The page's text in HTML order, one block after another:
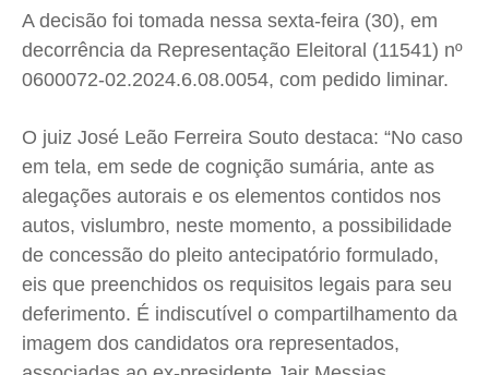
A decisão foi tomada nessa sexta-feira (30), em
decorrência da Representação Eleitoral (11541) nº
0600072-02.2024.6.08.0054, com pedido liminar.
O juiz José Leão Ferreira Souto destaca: “No caso
em tela, em sede de cognição sumária, ante as
alegações autorais e os elementos contidos nos
autos, vislumbro, neste momento, a possibilidade
de concessão do pleito antecipatório formulado,
eis que preenchidos os requisitos legais para seu
deferimento. É indiscutível o compartilhamento da
imagem dos candidatos ora representados,